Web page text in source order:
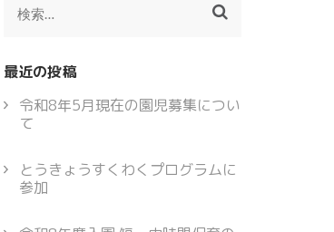
検
最近の投稿
令和8年5月現在の園児募集につい
て
とうきょうすくわくプログラムに
参加